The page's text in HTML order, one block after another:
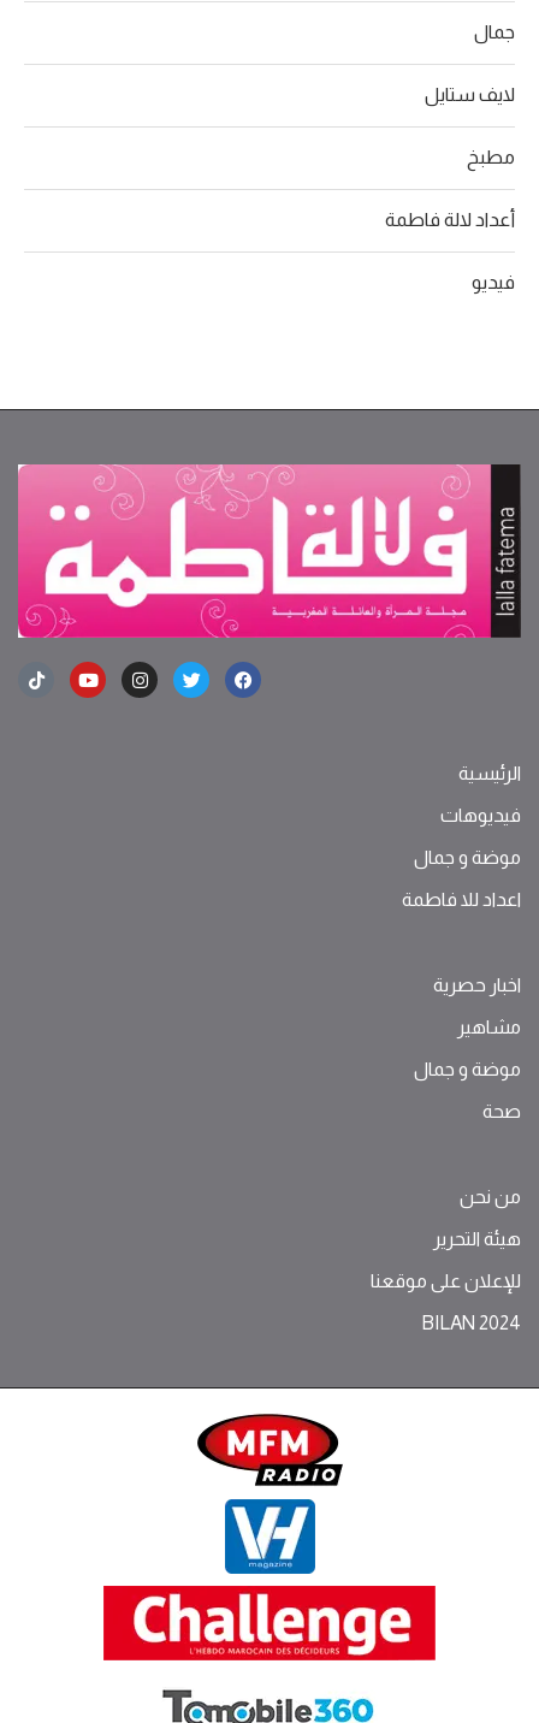
جمال
لايف ستايل
مطبخ
أعداد لالة فاطمة
فيديو
الرئيسية
فيديوهات
موضة ‫و‬ ‫‬‫جمال‬
اعداد للا فاطمة
اخبار حصرية
مشاهير
موضة ‫و‬ ‫‬‫جمال‬
صحة
من نحن
هيئة التحرير
للإعلان على موقعنا
BILAN 2024